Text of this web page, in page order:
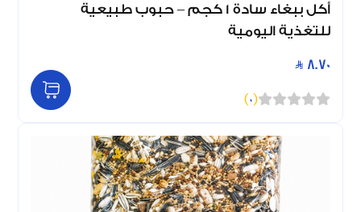
أكل ببغاء سادة 1 كجم – حبوب طبيعية
للتغذية اليومية
8.70
(
0
)